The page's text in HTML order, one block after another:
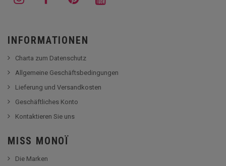
INFORMATIONEN
Charta zum Datenschutz
Allgemeine Geschäftsbedingungen
Lieferung und Versandkosten
Geschäftliches Konto
Kontaktieren Sie uns
MISS MONOÏ
Die Marken